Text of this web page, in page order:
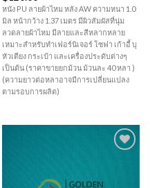
หนัง PU ลายผ้าไหม หลัง AW ความหนา 1.0
มิล หน้ากว้าง 1.37 เมตร มีผิวสัมผัสที่นุ่ม
ลวดลายผ้าไหม มีลายและสีหลากหลาย
เหมาะสำหรับทำเฟอร์นิเจอร์ โซฟา เก้าอี้ บุ
หัวเตียง กระเป๋า และเครื่องประดับต่างๆ
เป็นต้น (ราคาขายยกม้วน ม้วนละ 40 หลา )
(ความยาวต่อหลาอาจมีการเปลี่ยนแปลง
ตามรอบการผลิต)